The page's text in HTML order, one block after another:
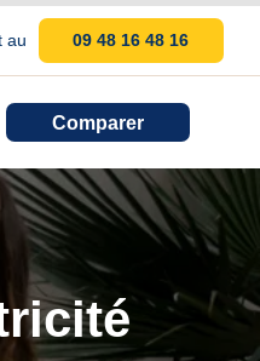
au 09 48 16 48 16
Comparer